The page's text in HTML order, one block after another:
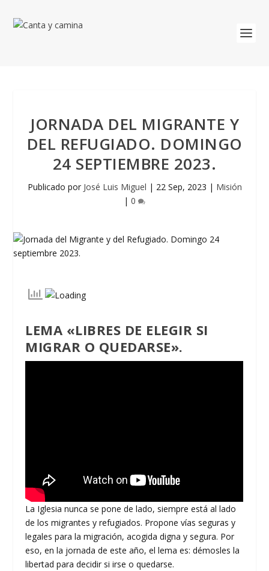
JORNADA DEL MIGRANTE Y
DEL REFUGIADO. DOMINGO
24 SEPTIEMBRE 2023.
Publicado por José Luis Miguel | 22 Sep, 2023 | Misión
| 0
LEMA «LIBRES DE ELEGIR SI
MIGRAR O QUEDARSE».
La Iglesia nunca se pone de lado, siempre está al lado
de los migrantes y refugiados. Propone vías seguras y
legales para la migración, acogida digna y segura. Por
eso, en la jornada de este año, el lema es: démosles la
libertad para decidir si irse o quedarse.